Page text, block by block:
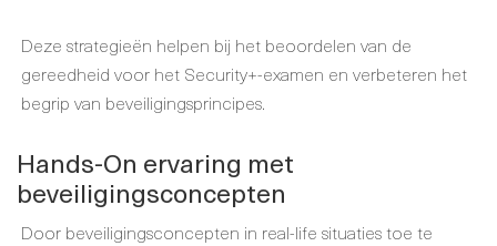
Deze strategieën helpen bij het beoordelen van de
gereedheid voor het Security+-examen en verbeteren het
begrip van beveiligingsprincipes.
Hands-On ervaring met
beveiligingsconcepten
Door beveiligingsconcepten in real-life situaties toe te